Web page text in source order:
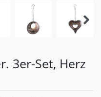
3er-Set, Herz